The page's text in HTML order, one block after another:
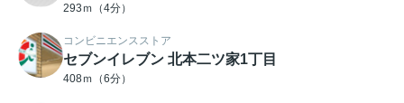
293ｍ（4分）
コンビニエンスストア
セブンイレブン 北本二ツ家1丁目
408ｍ（6分）